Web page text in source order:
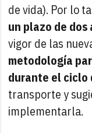
de vida). Por lo
un plazo de dos
vigor de las
metodología
durante el ciclo
transporte y
implementarla.